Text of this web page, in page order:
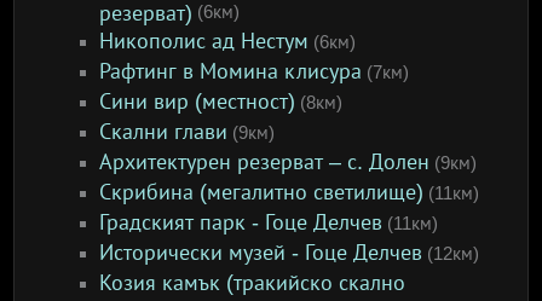
резерват) (6км)
Никополис ад Нестум (6км)
Рафтинг в Момина клисура (7км)
Сини вир (местност) (8км)
Скални глави (9км)
Архитектурен резерват – с. Долен (9км)
Скрибина (мегалитно светилище) (11км)
Градският парк - Гоце Делчев (11км)
Исторически музей - Гоце Делчев (12км)
Козия камък (тракийско скално